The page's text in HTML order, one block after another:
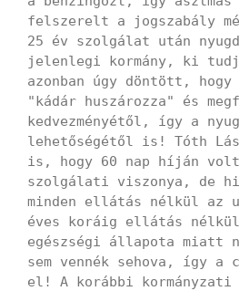
felszerelt a jogszabály
25 év szolgálat után
jelenlegi kormány, ki
azonban úgy döntött,
"kádár huszározza" és
kedvezményétől, így a
lehetőségétől is! Tóth
is, hogy 60 nap híján volt
szolgálati viszonya, de
minden ellátás nélkül az
éves koráig ellátás nélkül
egészségi állapota miatt
sem vennék sehova, így
el! A korábbi